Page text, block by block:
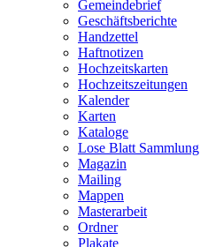
Gemeindebrief
Geschäftsberichte
Handzettel
Haftnotizen
Hochzeitskarten
Hochzeitszeitungen
Kalender
Karten
Kataloge
Lose Blatt Sammlung
Magazin
Mailing
Mappen
Masterarbeit
Ordner
Plakate